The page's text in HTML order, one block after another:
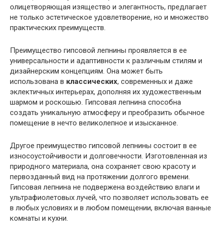
олицетворяющая изящество и элегантность, предлагает
не только эстетическое удовлетворение, но и множество
практических преимуществ.
Преимущество гипсовой лепнины проявляется в ее
универсальности и адаптивности к различным стилям и
дизайнерским концепциям. Она может быть
использована в классических, современных и даже
эклектичных интерьерах, дополняя их художественным
шармом и роскошью. Гипсовая лепнина способна
создать уникальную атмосферу и преобразить обычное
помещение в нечто великолепное и изысканное.
Другое преимущество гипсовой лепнины состоит в ее
износоустойчивости и долговечности. Изготовленная из
природного материала, она сохраняет свою красоту и
первозданный вид на протяжении долгого времени.
Гипсовая лепнина не подвержена воздействию влаги и
ультрафиолетовых лучей, что позволяет использовать ее
в любых условиях и в любом помещении, включая ванные
комнаты и кухни.